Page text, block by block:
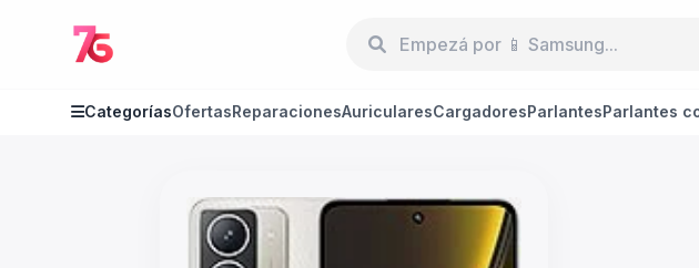
CategoríasOfertasReparacionesAuricularesCargadoresParlantesParlantes